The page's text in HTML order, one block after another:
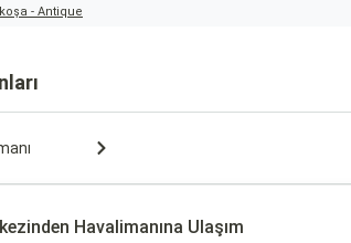
- Antique
Havalimanına Ulaşım